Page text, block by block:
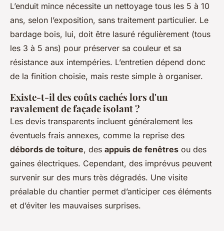
L’enduit mince nécessite un nettoyage tous les 5 à 10
ans, selon l’exposition, sans traitement particulier. Le
bardage bois, lui, doit être lasuré régulièrement (tous
les 3 à 5 ans) pour préserver sa couleur et sa
résistance aux intempéries. L’entretien dépend donc
de la finition choisie, mais reste simple à organiser.
Existe-t-il des coûts cachés lors d'un
ravalement de façade isolant ?
Les devis transparents incluent généralement les
éventuels frais annexes, comme la reprise des
débords de toiture, des appuis de fenêtres ou des
gaines électriques. Cependant, des imprévus peuvent
survenir sur des murs très dégradés. Une visite
préalable du chantier permet d’anticiper ces éléments
et d’éviter les mauvaises surprises.